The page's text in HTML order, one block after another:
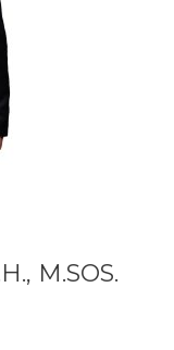
M.SOS.